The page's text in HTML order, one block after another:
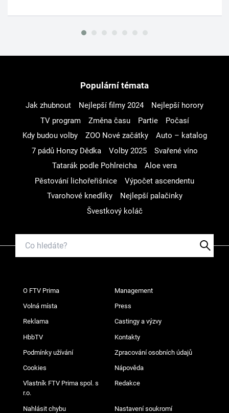
Populární témata
Jak zhubnout Nejlepší filmy 2024
Nejlepší horory
TV program
Změna času Partie
Počasí
Kdy budou volby
ZOO Nové začátky
Auto – katalog
7 pádů Honzy Dědka
Volby 2025
Svařené víno
Tatarák podle Pohlreicha
Aloe vera
Pěstování lichořeřišnice
Výpočet ascendentu
Tvarohové knedlíky
Nejlepší palačinky
Švestkový koláč
O FTV Prima Management
Volná místa Press
Reklama Castingy a výzvy
HbbTV Kontakty
Podmínky užívání Zpracování osobních údajů
Cookies Nápověda
Vlastník FTV Prima spol. s
r.o.
Redakce
Nahlásit chybu Nastavení soukromí